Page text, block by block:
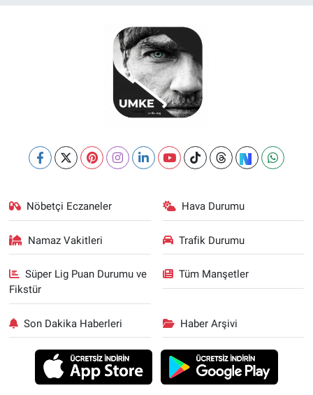
Nöbetçi Eczaneler Hava Durumu
Namaz Vakitleri Trafik Durumu
Süper Lig Puan Durumu ve
Fikstür
Tüm Manşetler
Son Dakika Haberleri Haber Arşivi